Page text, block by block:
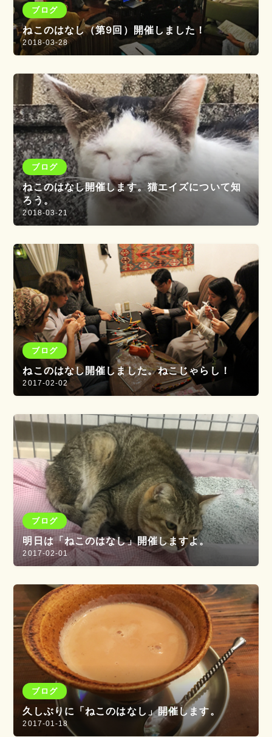
ブログ
ねこのはなし（第9回）開催しました！
2018-03-28
ブログ
ねこのはなし開催します。猫エイズについて知
ろう。
2018-03-21
ブログ
ねこのはなし開催しました。ねこじゃらし！
2017-02-02
ブログ
明日は「ねこのはなし」開催しますよ。
2017-02-01
ブログ
久しぶりに「ねこのはなし」開催します。
2017-01-18